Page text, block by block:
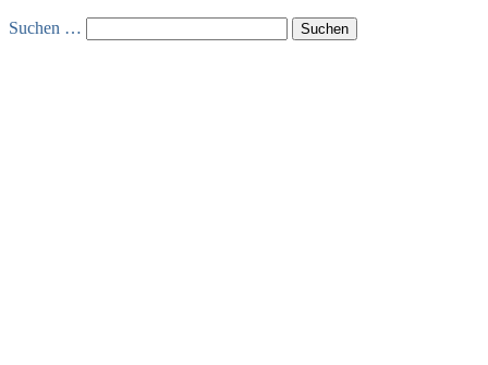
Suchen …